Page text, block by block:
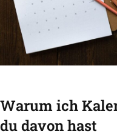
Warum ich
du davon hast